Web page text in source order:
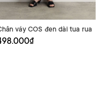
váy COS đen dài tua rua